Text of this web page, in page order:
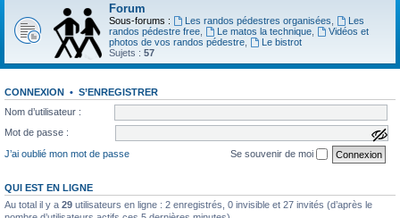
Forum
Sous-forums : Les randos pédestres organisées
Les
randos pédestre free
Le matos la technique,
Vidéos et
photos de vos randos pédestre
Le bistrot
Sujets : 57
CONNEXION • S’ENREGISTRER
Nom d’utilisateur :
Mot de passe :
a
f
f
h
J’ai oublié mon mot de passe Se souvenir de moi
QUI EST EN LIGNE
Au total il y a 29 utilisateurs en ligne : 2 enregistrés, 0 invisible et 27 invités (d’après le